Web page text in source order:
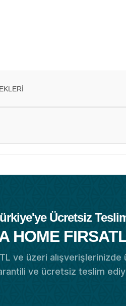
Ücretsiz
HOME
ve üzeri alışverişlerinizde
ve ücretsiz teslim